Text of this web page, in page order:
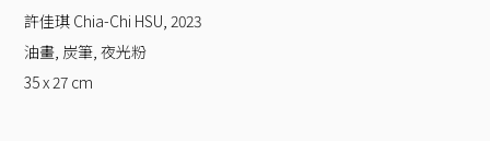
許佳琪 Chia-Chi HSU 2023
油畫, 炭筆, 夜光粉
35 x 27 cm